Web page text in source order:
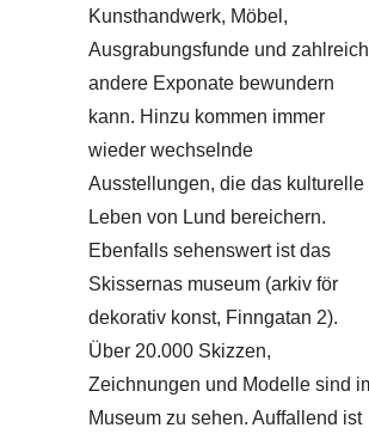
Kunsthandwerk, Möbel,
Ausgrabungsfunde und
andere Exponate bewundern
kann. Hinzu kommen immer
wieder wechselnde
Ausstellungen, die das kulturelle
Leben von Lund bereichern.
Ebenfalls sehenswert ist das
Skissernas museum (arkiv för
dekorativ konst, Finngatan 2).
Über 20.000 Skizzen,
Zeichnungen und Modelle sind
Museum zu sehen. Auffallend ist